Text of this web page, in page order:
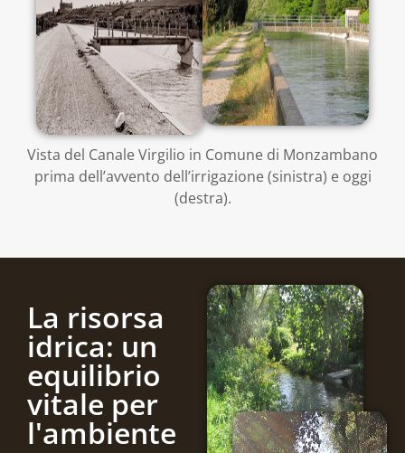
Vista del Canale Virgilio in Comune di Monzambano
prima dell’avvento dell’irrigazione (sinistra) e oggi
(destra).
La risorsa
idrica: un
equilibrio
vitale per
l'ambiente